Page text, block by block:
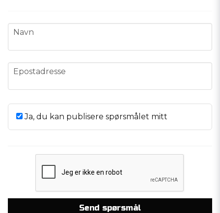
name
Navn
email
Epostadresse
Ja, du kan publisere spørsmålet mitt
Send spørsmål